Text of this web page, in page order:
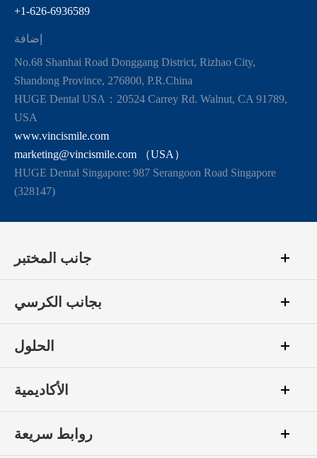
+1-626-6936589
إضافة
No.68 Shanhai Road Donggang District, Rizhao City,
Shandong Province, 276800, P.R.China
HUGE Dental USA：20524 Carrey Rd. Walnut, CA 91789,
USA
www.vincismile.com
marketing@vincismile.com （USA）
HUGE Dental Singapore: 987 Serangoon Road Singapore
(328147)
جانب المختبر
بجانب الكرسي
الحلول
الأكاديمية
روابط سريعة